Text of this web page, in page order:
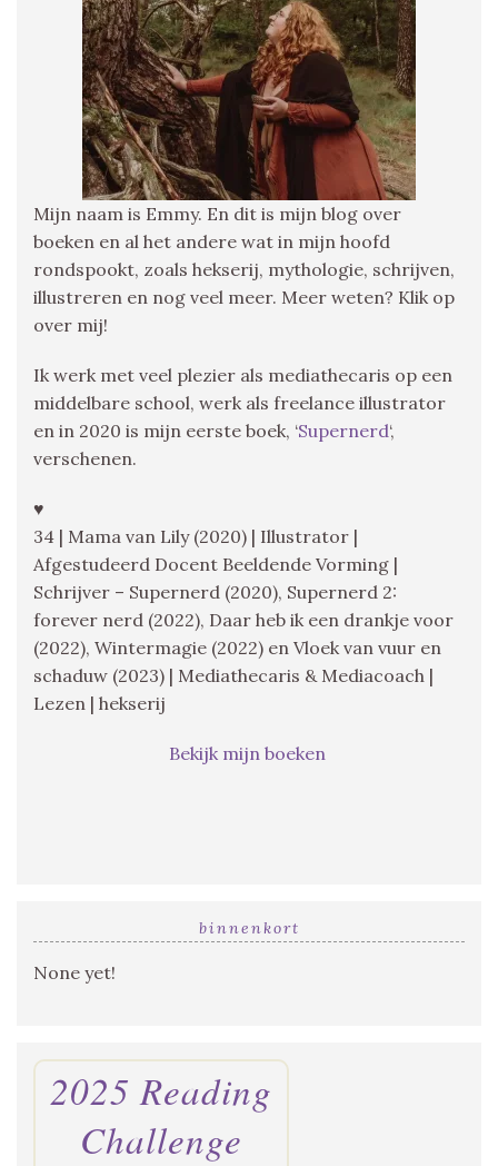
Mijn naam is Emmy. En dit is mijn blog over
boeken en al het andere wat in mijn hoofd
rondspookt, zoals hekserij, mythologie, schrijven,
illustreren en nog veel meer. Meer weten? Klik op
over mij!
Ik werk met veel plezier als mediathecaris op een
middelbare school, werk als freelance illustrator
en in 2020 is mijn eerste boek, ‘Supernerd‘,
verschenen.
♥
34 | Mama van Lily (2020) | Illustrator |
Afgestudeerd Docent Beeldende Vorming |
Schrijver – Supernerd (2020), Supernerd 2:
forever nerd (2022), Daar heb ik een drankje voor
(2022), Wintermagie (2022) en Vloek van vuur en
schaduw (2023) | Mediathecaris & Mediacoach |
Lezen | hekserij
Bekijk mijn boeken
binnenkort
None yet!
2025 Reading
Challenge